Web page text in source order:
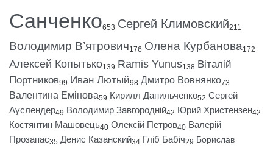
Санченко653 Сергей Климовский211
Володимир В’ятрович176 Олена Курбанова172
Алексей Копытько139 Ramis Yunus138 Віталій
Портников99 Иван Лютый98 Дмитро Вовнянко73
Валентина Емінова59 Кирилл Данильченко52 Сергей
Ауслендер49 Володимир Завгородній42 Юрий Христензен42
Костянтин Машовець40 Олексій Петров40 Валерій
Прозапас35 Денис Казанский34 Гліб Бабіч29 Борислав